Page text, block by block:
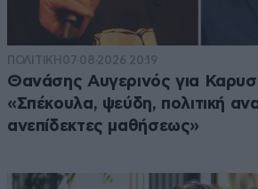
ΠΟΛΙΤΙΚΗ 07·08·2026 20:19
Θανάσης Αυγερινός για
«Σπέκουλα, ψεύδη, πολιτική
ανεπίδεκτες μαθήσεως»